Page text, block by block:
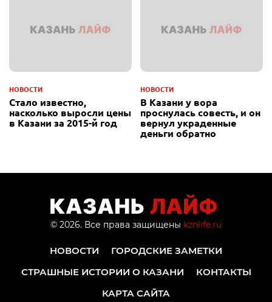
НОВОСТИ
Стало известно,
насколько выросли цены
в Казани за 2015-й год
НОВОСТИ
В Казани у вора
проснулась совесть, и он
вернул украденные
деньги обратно
© 2026. Все права защищены kznlife.ru
НОВОСТИ
ГОРОДСКИЕ ЗАМЕТКИ
СТРАШНЫЕ ИСТОРИИ О КАЗАНИ
КОНТАКТЫ
КАРТА САЙТА